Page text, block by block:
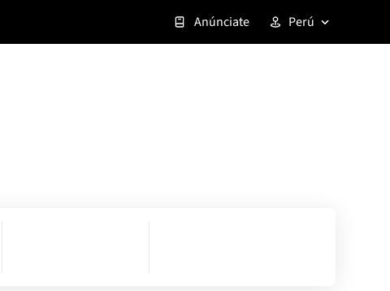
Anúnciate Perú